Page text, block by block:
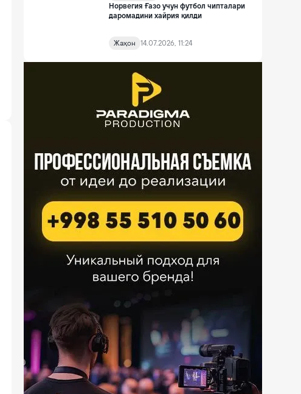
Норвегия Ғазо учун футбол чипталари
даромадини хайрия қилди
Жаҳон 14.07.2026, 11:24